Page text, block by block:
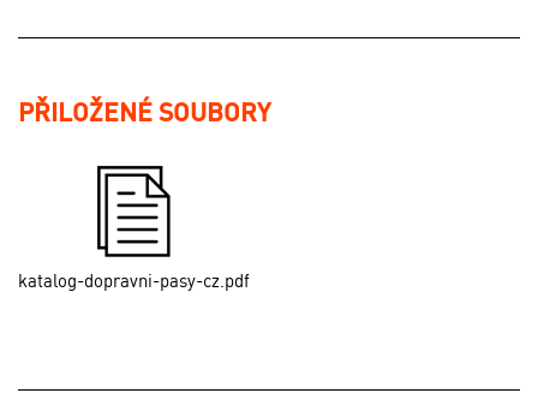
PŘILOŽENÉ SOUBORY
katalog-dopravni-pasy-cz.pdf